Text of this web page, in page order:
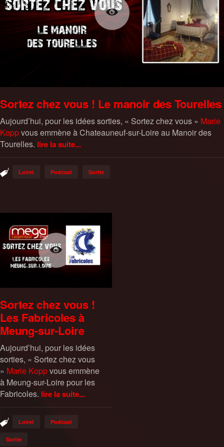
Sortez chez vous ! Le manoir des Tourelles
Aujourd’hui, pour les idées sorties, « Sortez chez vous » Marie
Koppvous emmène à Chateauneuf-sur-Loire au Manoir des
Tourelles. lire la suite...
Loiret Podcast Sortie
Sortez chez vous !
Les Fabricoles à
Meung-sur-Loire
Aujourd’hui, pour les idées
sorties, « Sortez chez vous
» Marie Koppvous emmène
à Meung-sur-Loire pour les
Fabricoles. lire la suite...
Loiret Podcast
Sortie